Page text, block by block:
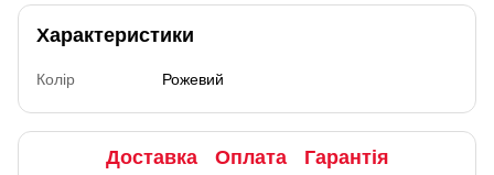
Характеристики
Колір Рожевий
Доставка Оплата Гарантія